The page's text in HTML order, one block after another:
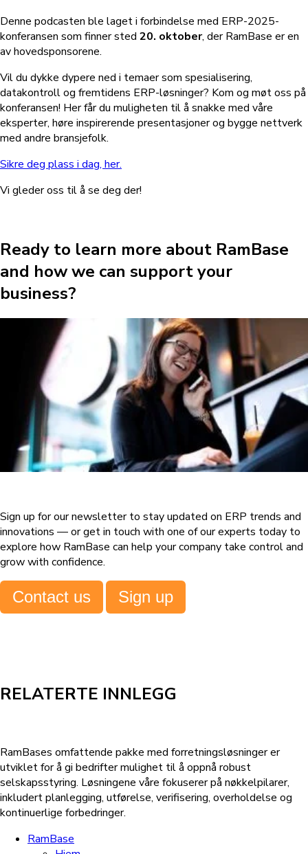
Denne podcasten ble laget i forbindelse med ERP-2025-
konferansen som finner sted 20. oktober, der RamBase er en
av hovedsponsorene.
Vil du dykke dypere ned i temaer som spesialisering,
datakontroll og fremtidens ERP-løsninger? Kom og møt oss på
konferansen! Her får du muligheten til å snakke med våre
eksperter, høre inspirerende presentasjoner og bygge nettverk
med andre bransjefolk.
Sikre deg plass i dag, her.
Vi gleder oss til å se deg der!
Ready to learn more about RamBase
and how we can support your
business?
Sign up for our newsletter to stay updated on ERP trends and
innovations — or get in touch with one of our experts today to
explore how RamBase can help your company take control and
grow with confidence.
Contact us Sign up
RELATERTE INNLEGG
RamBases omfattende pakke med forretningsløsninger er
utviklet for å gi bedrifter mulighet til å oppnå robust
selskapsstyring. Løsningene våre fokuserer på nøkkelpilarer,
inkludert planlegging, utførelse, verifisering, overholdelse og
kontinuerlige forbedringer.
RamBase